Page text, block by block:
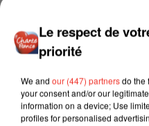
Le respect de
priorité
We and our (447) partnersdo the
your consent and/or our
information on a device; Use
profiles for personalised